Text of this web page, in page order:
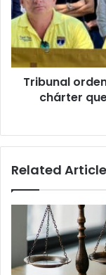
inmediato
de
escuela
chárter
que
operaba
Río
Tribunal
chárter
Related